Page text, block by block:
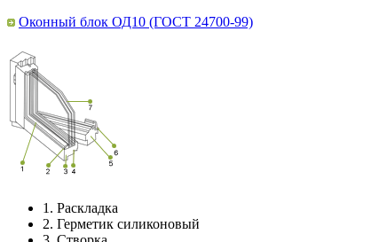
Оконный блок ОД10 (ГОСТ 24700-99)
1. Раскладка
2. Герметик силиконовый